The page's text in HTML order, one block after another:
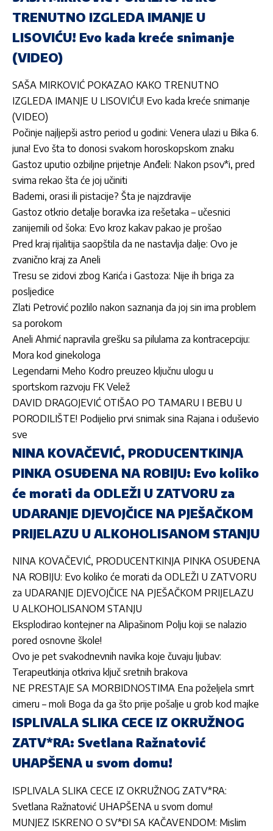
TRENUTNO IZGLEDA IMANJE U
LISOVIĆU! Evo kada kreće snimanje
(VIDEO)
SAŠA MIRKOVIĆ POKAZAO KAKO TRENUTNO
IZGLEDA IMANJE U LISOVIĆU! Evo kada kreće snimanje
(VIDEO)
Počinje najljepši astro period u godini: Venera ulazi u Bika 6.
juna! Evo šta to donosi svakom horoskopskom znaku
Gastoz uputio ozbiljne prijetnje Anđeli: Nakon psov*i, pred
svima rekao šta će joj učiniti
Bademi, orasi ili pistacije? Šta je najzdravije
Gastoz otkrio detalje boravka iza rešetaka – učesnici
zanijemili od šoka: Evo kroz kakav pakao je prošao
Pred kraj rijalitija saopštila da ne nastavlja dalje: Ovo je
zvanično kraj za Aneli
Tresu se zidovi zbog Karića i Gastoza: Nije ih briga za
posljedice
Zlati Petrović pozlilo nakon saznanja da joj sin ima problem
sa porokom
Aneli Ahmić napravila grešku sa pilulama za kontracepciju:
Mora kod ginekologa
Legendarni Meho Kodro preuzeo ključnu ulogu u
sportskom razvoju FK Velež
DAVID DRAGOJEVIĆ OTIŠAO PO TAMARU I BEBU U
PORODILIŠTE! Podijelio prvi snimak sina Rajana i oduševio
sve
NINA KOVAČEVIĆ, PRODUCENTKINJA
PINKA OSUĐENA NA ROBIJU: Evo koliko
će morati da ODLEŽI U ZATVORU za
UDARANJE DJEVOJČICE NA PJEŠAČKOM
PRIJELAZU U ALKOHOLISANOM STANJU
NINA KOVAČEVIĆ, PRODUCENTKINJA PINKA OSUĐENA
NA ROBIJU: Evo koliko će morati da ODLEŽI U ZATVORU
za UDARANJE DJEVOJČICE NA PJEŠAČKOM PRIJELAZU
U ALKOHOLISANOM STANJU
Eksplodirao kontejner na Alipašinom Polju koji se nalazio
pored osnovne škole!
Ovo je pet svakodnevnih navika koje čuvaju ljubav:
Terapeutkinja otkriva ključ sretnih brakova
NE PRESTAJE SA MORBIDNOSTIMA Ena poželjela smrt
cimeru – moli Boga da ga što prije pošalje u grob kod majke
ISPLIVALA SLIKA CECE IZ OKRUŽNOG
ZATV*RA: Svetlana Ražnatović
UHAPŠENA u svom domu!
ISPLIVALA SLIKA CECE IZ OKRUŽNOG ZATV*RA:
Svetlana Ražnatović UHAPŠENA u svom domu!
MUNJEZ ISKRENO O SV*ĐI SA KAČAVENDOM: Mislim